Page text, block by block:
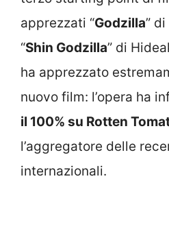
apprezzati “Godzilla”
“Shin Godzilla” di
ha apprezzato
nuovo film: l’opera ha
il 100% su Rotten
l’aggregatore delle
internazionali.